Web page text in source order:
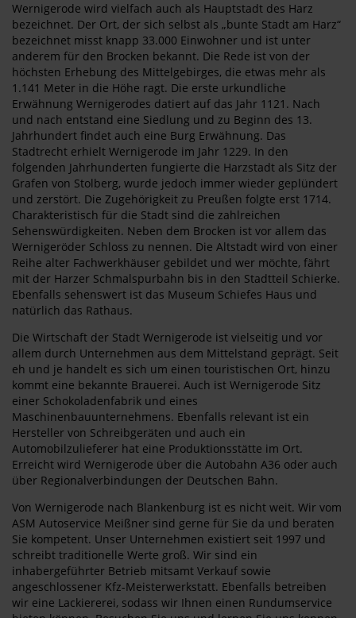
Wernigerode wird vielfach auch als Hauptstadt des Harz
bezeichnet. Der Ort, der sich selbst als „bunte Stadt am Harz“
bezeichnet misst knapp 33.000 Einwohner und ist unter
anderem für den Brocken bekannt. Die Rede ist von der
höchsten Erhebung des Mittelgebirges, die etwas mehr als
1.141 Meter in die Höhe ragt. Die erste urkundliche
Erwähnung Wernigerodes datiert auf das Jahr 1121. Nach
und nach entstand eine Siedlung und zu Beginn des 13.
Jahrhundert findet auch eine Burg Erwähnung. Das
Stadtrecht erhielt Wernigerode im Jahr 1229. In den
folgenden Jahrhunderten fungierte die Harzstadt als Sitz der
Grafen von Stolberg, wurde jedoch immer wieder geplündert
und zerstört. Die Zugehörigkeit zu Preußen folgte erst 1714.
Charakteristisch für die Stadt sind die zahlreichen
Sehenswürdigkeiten. Neben dem Brocken ist vor allem das
Wernigeröder Schloss zu nennen. Die Altstadt wird von einer
Reihe alter Fachwerkhäuser gebildet und wer möchte, fährt
mit der Harzer Schmalspurbahn bis in den Stadtteil Schierke.
Ebenfalls sehenswert ist das Museum Schiefes Haus und
natürlich das Rathaus.
Die Wirtschaft der Stadt Wernigerode ist vielseitig und vor
allem durch Unternehmen aus dem Mittelstand geprägt. Seit
eh und je handelt es sich um einen touristischen Ort, hinzu
kommt eine bekannte Brauerei. Auch ist Wernigerode Sitz
einer Schokoladenfabrik und eines
Maschinenbauunternehmens. Ebenfalls relevant ist ein
Hersteller von Schreibgeräten und auch ein
Automobilzulieferer hat eine Produktionsstätte im Ort.
Erreicht wird Wernigerode über die Autobahn A36 oder auch
über Regionalverbindungen der Deutschen Bahn.
Von Wernigerode nach Blankenburg ist es nicht weit. Wir vom
ASM Autoservice Meißner sind gerne für Sie da und beraten
Sie kompetent. Unser Unternehmen existiert seit 1997 und
schreibt traditionelle Werte groß. Wir sind ein
inhabergeführter Betrieb mitsamt Verkauf sowie
angeschlossener Kfz-Meisterwerkstatt. Ebenfalls betreiben
wir eine Lackiererei, sodass wir Ihnen einen Rundumservice